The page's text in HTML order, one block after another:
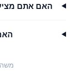
האם אתם